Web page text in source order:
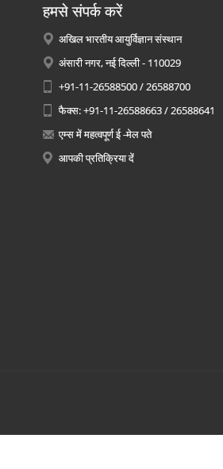
हमसे संपर्क करें
अखिल भारतीय आयुर्विज्ञान संस्थान
अंसारी नगर, नई दिल्ली - 110029
+91-11-26588500 / 26588700
फैक्स: +91-11-26588663 / 26588641
एम्स में महत्वपूर्ण ई -मेल पते
आपकी प्रतिक्रिया दें